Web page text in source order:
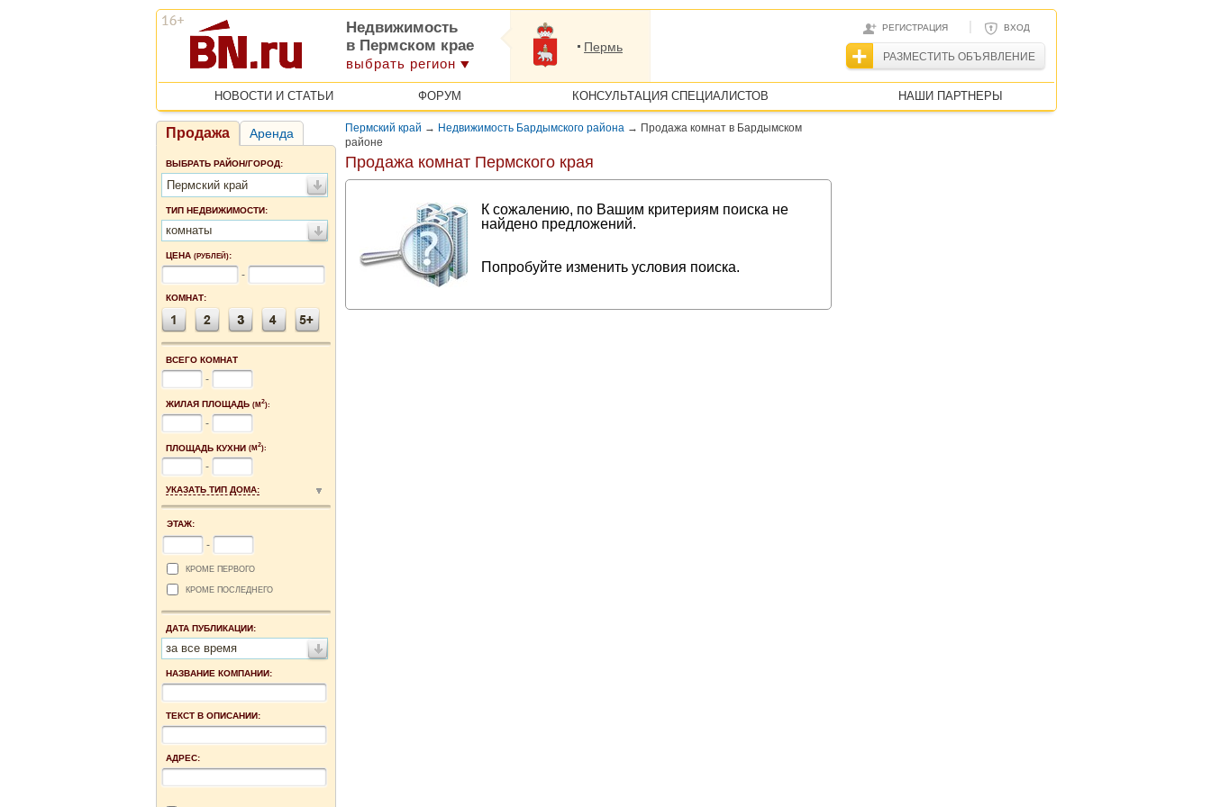
РЕГИСТРАЦИЯ | ВХОД
РАЗМЕСТИТЬ ОБЪЯВЛЕНИЕ
Недвижимость
в Пермском крае
выбрать регион
Пермь
НОВОСТИ И СТАТЬИ ФОРУМ КОНСУЛЬТАЦИЯ СПЕЦИАЛИСТОВ НАШИ ПАРТНЕРЫ
Продажа Аренда
ВЫБРАТЬ РАЙОН/ГОРОД:
Пермский край
ТИП НЕДВИЖИМОСТИ:
комнаты
ЦЕНА (РУБЛЕЙ):
-
КОМНАТ:
ВСЕГО КОМНАТ
-
ЖИЛАЯ ПЛОЩАДЬ (М2):
-
ПЛОЩАДЬ КУХНИ (М2):
-
УКАЗАТЬ ТИП ДОМА:
ЭТАЖ:
-
КРОМЕ ПЕРВОГО
КРОМЕ ПОСЛЕДНЕГО
ДАТА ПУБЛИКАЦИИ:
за все время
НАЗВАНИЕ КОМПАНИИ:
ТЕКСТ В ОПИСАНИИ:
АДРЕС:
Пермский край → Недвижимость Бардымского района → Продажа комнат в Бардымском
районе
Продажа комнат Пермского края
К сожалению, по Вашим критериям поиска не
найдено предложений.
Попробуйте изменить условия поиска.